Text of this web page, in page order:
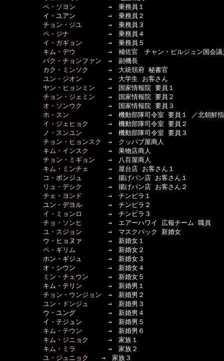
ペ・ソヨン →　乗務員１
イ・ユアン　　　　　→　乗務員２
チョン・ジユ →　乗務員３
ペ・ジナ →　乗務員４
イ・ガギョン →　乗務員５
キム・デウ
→　補佐官　チャン・ピルジュン国会議
パク・チョンファン →　副機長
カク・ミンソク
→　大統領府 秘書官
ユン・ジオン →　大学生 お客さん
ヤン・ヒョンミン →　国家情報院 要員１
チョン・ジェミン →　国家情報院 要員２
オ・ソンウク
→　国家情報院 要員３
ホ・スン →　機動部隊司令室 要員１ ／北朝鮮指
イ・ジェヒョク
→　機動部隊司令室 要員２
ノ・スンユン →　機動部隊司令室 要員３
チョン・ヒョンスク
→　クッパブ屋商人
キム・インスク
→　果物店商人
チョン・ミギョン →　八百屋商人
キム・ミンチェ →　屋台店 お客さん１
コ・ボンジュ　　　　→　揚げパン店 お客さん１
リュ・デシク
→　揚げパン店 お客さん２
チェ・ヨンド →　チンピラ１
ユン・デヨル　　　　→　チンピラ２
イ・ミョンロ
→　チンピラ３
チョ・ソンヒ
→　エアーハワイ 広報チーム 職員
ユ・スジョン →　マスクパック 新婚女
ウ・ヒョヌァ　　　　→　新婚女１
ペ・ギリム →　新婚女２
ホン・ギジュ　　　　→　新婚女３
オ・シウン　　　　　→　新婚女４
ミン・チェウン →　新婚女５
キム・テリン　　　　→　新婚男１
チョン・ウンジョン →　新婚男２
ユン・ドンジュ
→　新婚男３
ウ・ユング　　　　　→　新婚男４
イ・テジュン　　　　→　新婚男５
キム・テウン →　新婚男６
キム・ジニョク
→　家族１
キム・ミラ
→　家族２
ユ・ジュニョク
→　家族３